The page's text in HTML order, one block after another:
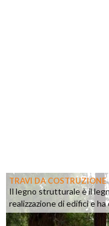
TRAVI DA COSTRUZIONE
Il legno strutturale è il
realizzazione di edifici e ha